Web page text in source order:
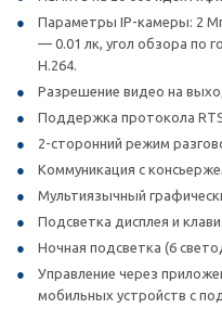
Параметры IP-камеры: 2
— 0.01 лк, угол обзора по
H.264.
Разрешение видео на
Поддержка протокола
2-сторонний режим
Коммуникация с
Мультиязычный
Подсветка дисплея и
Ночная подсветка (6
Управление через
мобильных устройств с